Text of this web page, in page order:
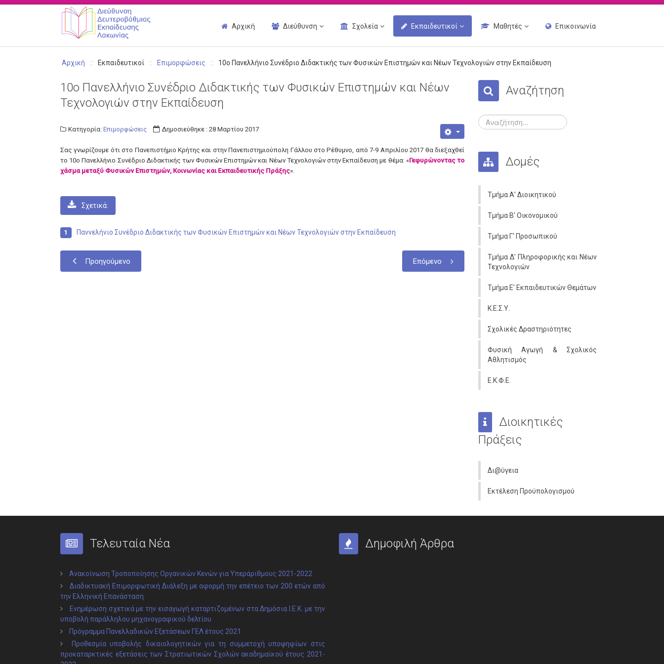
Αρχική Διεύθυνση Σχολεία Εκπαιδευτικοί Μαθητές Επικοινωνία
Αρχική :: Εκπαιδευτικοί :: Επιμoρφώσεις :: 10ο Πανελλήνιο Συνέδριο Διδακτικής των Φυσικών Επιστημών και Νέων Τεχνολογιών στην Εκπαίδευση
10ο Πανελλήνιο Συνέδριο Διδακτικής των Φυσικών Επιστημών και Νέων
Τεχνολογιών στην Εκπαίδευση
Κατηγορία: Επιμορφώσεις Δημοσιεύθηκε : 28 Μαρτίου 2017
Σας γνωρίζουμε ότι στο Πανεπιστήμιο Κρήτης και στην Πανεπιστημιούπολη Γάλλου στο Ρέθυμνο, από 7-9 Απριλίου 2017 θα διεξαχθεί
το 10ο Πανελλήνιο Συνέδριο Διδακτικής των Φυσικών Επιστημών και Νέων Τεχνολογιών στην Εκπαίδευση με θέμα: «Γεφυρώνοντας το
χάσμα μεταξύ Φυσικών Επιστημών, Κοινωνίας και Εκπαιδευτικής Πράξης».
Σχετικά:
Παννελήνιο Συνέδριο Διδακτικής των Φυσικών Επιστημών και Νέων Τεχνολογιών στην Εκπαίδευση
Προηγούμενο Επόμενο
Αναζήτηση
Δομές
Τμήμα Α' Διοικητικού
Τμήμα Β' Οικονομικού
Τμήμα Γ' Προσωπικού
Τμήμα Δ' Πληροφορικής και Νέων
Τεχνολογιών
Τμήμα Ε' Εκπαιδευτικών Θεμάτων
Κ.Ε.Σ.Υ.
Σχολικές Δραστηριότητες
Φυσική Αγωγή & Σχολικός
Αθλητισμός
Ε.Κ.Φ.Ε.
Διοικητικές
Πράξεις
Δι@ύγεια
Εκτέλεση Προϋπολογισμού
Τελευταία Νέα
Ανακοίνωση Τροποποίησης Οργανικών Κενών για Υπεράριθμους 2021-2022
Διαδικτυακή Επιμορφωτική Διάλεξη με αφορμή την επέτειο των 200 ετών από
την Ελληνική Επανάσταση
Ενημέρωση σχετικά με την εισαγωγή καταρτιζομένων στα Δημόσια Ι.Ε.Κ. με την
υποβολή παράλληλου μηχανογραφικού δελτίου
Πρόγραμμα Πανελλαδικών Εξετάσεων ΓΕΛ έτους 2021
Προθεσμία υποβολής δικαιολογητικών για τη συμμετοχή υποψηφίων στις
προκαταρκτικές εξετάσεις των Στρατιωτικών Σχολών ακαδημαϊκού έτους 2021-
Δημοφιλή Άρθρα